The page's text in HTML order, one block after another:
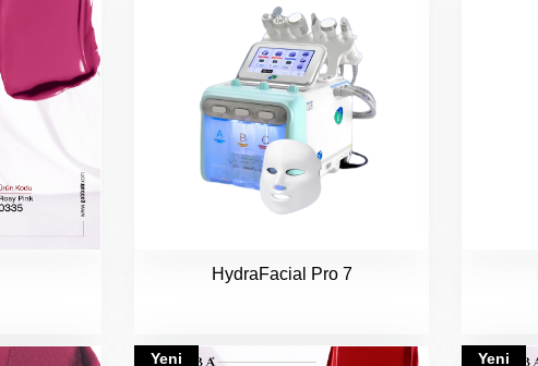
HydraFacial Pro 7
Yeni Yeni